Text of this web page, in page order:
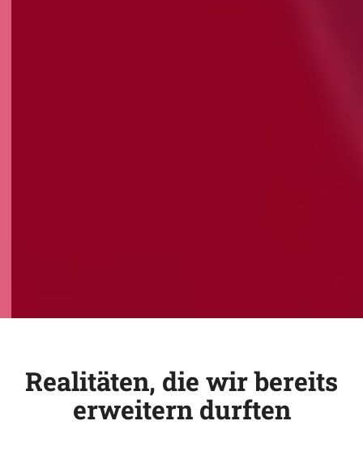
Realitäten, die wir bereits
erweitern durften